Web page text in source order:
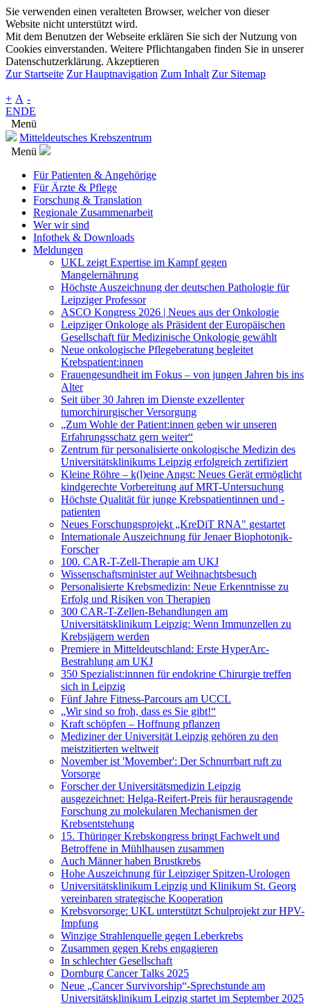
Sie verwenden einen veralteten Browser, welcher von dieser
Website nicht unterstützt wird.
Mit dem Benutzen der Webseite erklären Sie sich der Nutzung von
Cookies einverstanden. Weitere Pflichtangaben finden Sie in unserer
Datenschutzerklärung. Akzeptieren
Zur Startseite Zur Hauptnavigation Zum Inhalt Zur Sitemap
+ A -
ENDE
Menü
Mitteldeutsches Krebszentrum
Menü
Für Patienten & Angehörige
Für Ärzte & Pflege
Forschung & Translation
Regionale Zusammenarbeit
Wer wir sind
Infothek & Downloads
Meldungen
UKL zeigt Expertise im Kampf gegen
Mangelernährung
Höchste Auszeichnung der deutschen Pathologie für
Leipziger Professor
ASCO Kongress 2026 | Neues aus der Onkologie
Leipziger Onkologe als Präsident der Europäischen
Gesellschaft für Medizinische Onkologie gewählt
Neue onkologische Pflegeberatung begleitet
Krebspatient:innen
Frauengesundheit im Fokus – von jungen Jahren bis ins
Alter
Seit über 30 Jahren im Dienste exzellenter
tumorchirurgischer Versorgung
„Zum Wohle der Patient:innen geben wir unseren
Erfahrungsschatz gern weiter“
Zentrum für personalisierte onkologische Medizin des
Universitätsklinikums Leipzig erfolgreich zertifiziert
Kleine Röhre – k(l)eine Angst: Neues Gerät ermöglicht
kindgerechte Vorbereitung auf MRT-Untersuchung
Höchste Qualität für junge Krebspatientinnen und -
patienten
Neues Forschungsprojekt „KreDiT RNA" gestartet
Internationale Auszeichnung für Jenaer Biophotonik-
Forscher
100. CAR-T-Zell-Therapie am UKJ
Wissenschaftsminister auf Weihnachtsbesuch
Personalisierte Krebsmedizin: Neue Erkenntnisse zu
Erfolg und Risiken von Therapien
300 CAR-T-Zellen-Behandlungen am
Universitätsklinikum Leipzig: Wenn Immunzellen zu
Krebsjägern werden
Premiere in Mitteldeutschland: Erste HyperArc-
Bestrahlung am UKJ
350 Spezialist:innnen für endokrine Chirurgie treffen
sich in Leipzig
Fünf Jahre Fitness-Parcours am UCCL
„Wir sind so froh, dass es Sie gibt!“
Kraft schöpfen – Hoffnung pflanzen
Mediziner der Universität Leipzig gehören zu den
meistzitierten weltweit
November ist 'Movember': Der Schnurrbart ruft zu
Vorsorge
Forscher der Universitätsmedizin Leipzig
ausgezeichnet: Helga-Reifert-Preis für herausragende
Forschung zu molekularen Mechanismen der
Krebsentstehung
15. Thüringer Krebskongress bringt Fachwelt und
Betroffene in Mühlhausen zusammen
Auch Männer haben Brustkrebs
Hohe Auszeichnung für Leipziger Spitzen-Urologen
Universitätsklinikum Leipzig und Klinikum St. Georg
vereinbaren strategische Kooperation
Krebsvorsorge: UKL unterstützt Schulprojekt zur HPV-
Impfung
Winzige Strahlenquelle gegen Leberkrebs
Zusammen gegen Krebs engagieren
In schlechter Gesellschaft
Dornburg Cancer Talks 2025
Neue „Cancer Survivorship“-Sprechstunde am
Universitätsklinikum Leipzig startet im September 2025